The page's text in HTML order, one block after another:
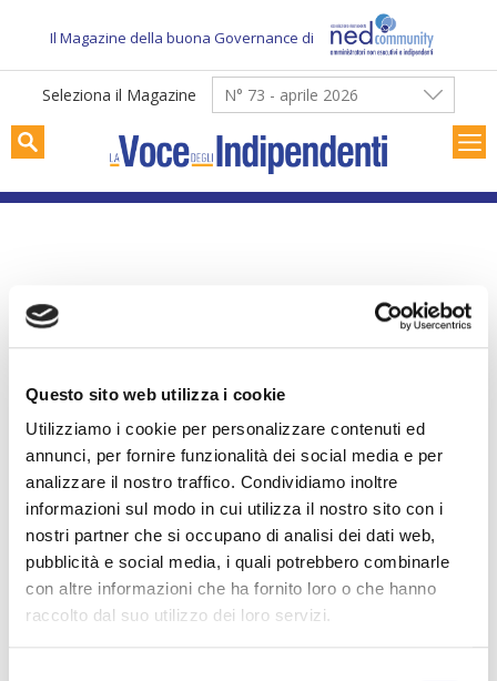
Questo sito web utilizza i cookie
Utilizziamo i cookie per personalizzare contenuti ed
annunci, per fornire funzionalità dei social media e per
analizzare il nostro traffico. Condividiamo inoltre
informazioni sul modo in cui utilizza il nostro sito con i
nostri partner che si occupano di analisi dei dati web,
pubblicità e social media, i quali potrebbero combinarle
con altre informazioni che ha fornito loro o che hanno
raccolto dal suo utilizzo dei loro servizi.
content
Il Magazine della buona Governance di
Seleziona il Magazine N° 73 - aprile 2026
I consiglieri di
maggioranza e il loro
ruolo nel board – il Sole
24 Ore
2016-04-12
File rassegna stampa